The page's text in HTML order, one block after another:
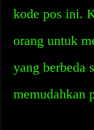
kode pos ini.
orang untuk
yang berbeda
memudahkan